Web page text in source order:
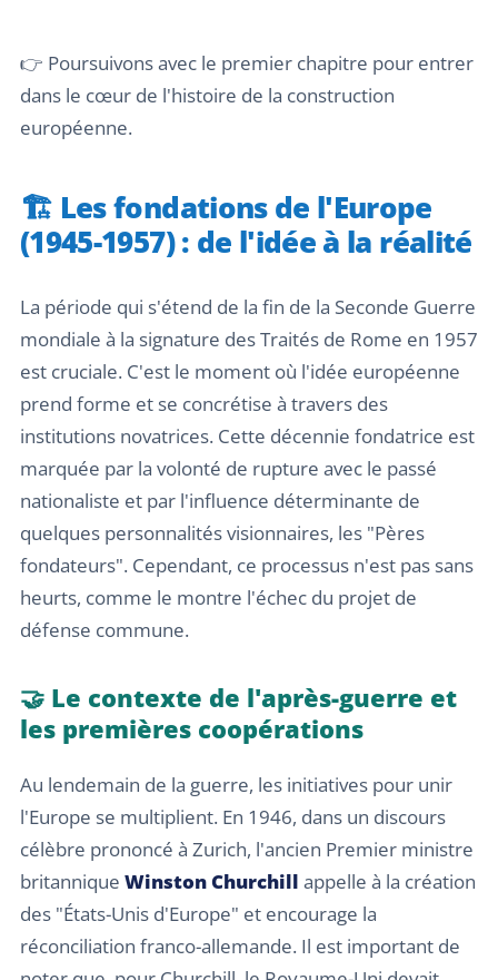
👉 Poursuivons avec le premier chapitre pour entrer
dans le cœur de l'histoire de la construction
européenne.
🏗️ Les fondations de l'Europe
(1945-1957) : de l'idée à la réalité
La période qui s'étend de la fin de la Seconde Guerre
mondiale à la signature des Traités de Rome en 1957
est cruciale. C'est le moment où l'idée européenne
prend forme et se concrétise à travers des
institutions novatrices. Cette décennie fondatrice est
marquée par la volonté de rupture avec le passé
nationaliste et par l'influence déterminante de
quelques personnalités visionnaires, les "Pères
fondateurs". Cependant, ce processus n'est pas sans
heurts, comme le montre l'échec du projet de
défense commune.
🤝 Le contexte de l'après-guerre et
les premières coopérations
Au lendemain de la guerre, les initiatives pour unir
l'Europe se multiplient. En 1946, dans un discours
célèbre prononcé à Zurich, l'ancien Premier ministre
britannique Winston Churchill appelle à la création
des "États-Unis d'Europe" et encourage la
réconciliation franco-allemande. Il est important de